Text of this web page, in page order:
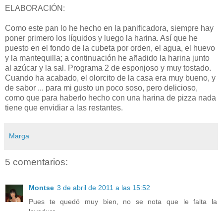
ELABORACIÓN:
Como este pan lo he hecho en la panificadora, siempre hay
poner primero los líquidos y luego la harina. Así que he
puesto en el fondo de la cubeta por orden, el agua, el huevo
y la mantequilla; a continuación he añadido la harina junto
al azúcar y la sal. Programa 2 de esponjoso y muy tostado.
Cuando ha acabado, el olorcito de la casa era muy bueno, y
de sabor ... para mi gusto un poco soso, pero delicioso,
como que para haberlo hecho con una harina de pizza nada
tiene que envidiar a las restantes.
Marga
5 comentarios:
Montse 3 de abril de 2011 a las 15:52
Pues te quedó muy bien, no se nota que le falta la